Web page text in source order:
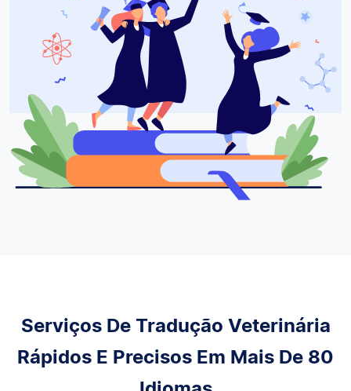
Serviços De Tradução Veterinária
Rápidos E Precisos Em Mais De 80